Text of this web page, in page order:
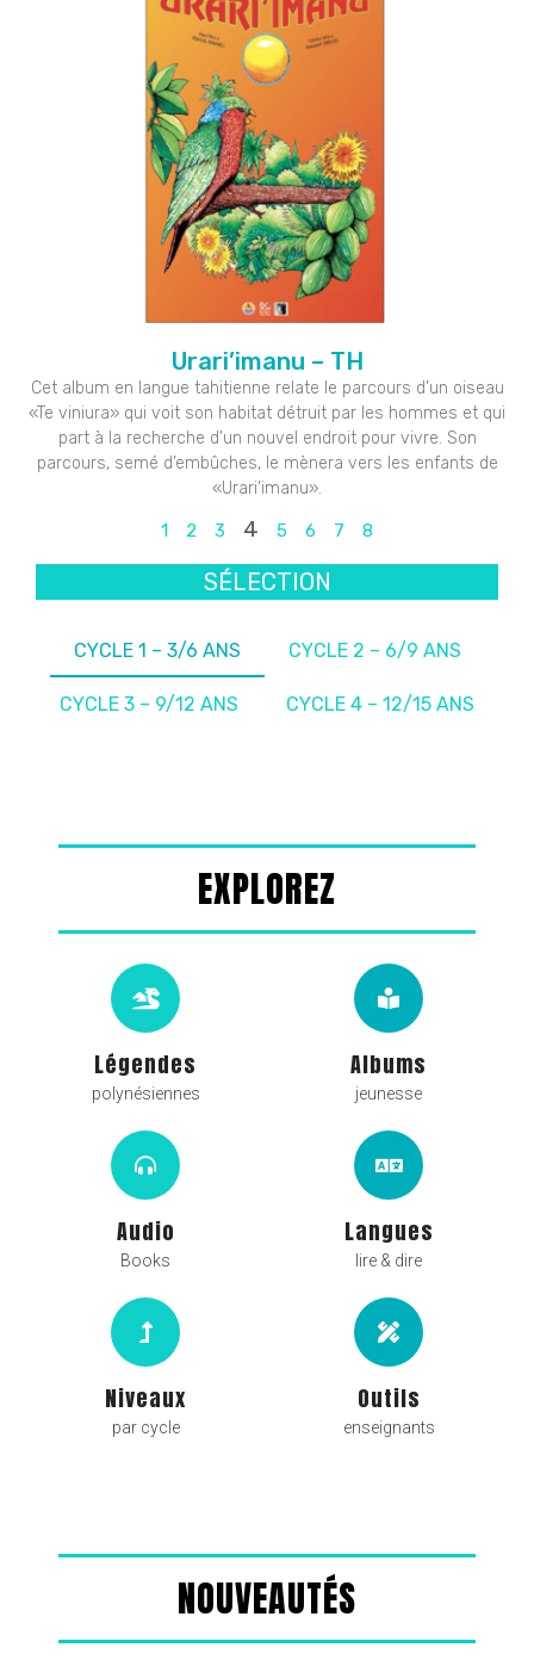
Urari’imanu – TH
Cet album en langue tahitienne relate le parcours d’un oiseau
«Te viniura» qui voit son habitat détruit par les hommes et qui
part à la recherche d’un nouvel endroit pour vivre. Son
parcours, semé d’embûches, le mènera vers les enfants de
«Urari’imanu».
1 2 3 4 5 6 7 8
SÉLECTION
CYCLE 1 – 3/6 ANS CYCLE 2 – 6/9 ANS
CYCLE 3 – 9/12 ANS CYCLE 4 – 12/15 ANS
EXPLOREZ
Légendes
polynésiennes
Albums
jeunesse
Audio
Books
Langues
lire & dire
Niveaux
par cycle
Outils
enseignants
NOUVEAUTÉS